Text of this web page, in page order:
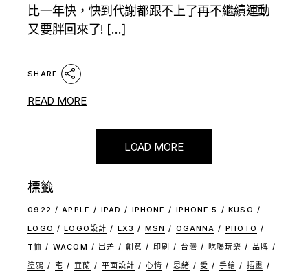
比一年快，快到代謝都跟不上了再不繼續運動
又要胖回來了! […]
SHARE
READ MORE
LOAD MORE
標籤
0922 APPLE IPAD IPHONE IPHONE 5
KUSO
LOGO
LOGO設計 LX3 MSN OGANNA
PHOTO
T恤
WACOM 出差 創意 印刷 台灣 吃喝玩樂
品牌
塗鴉
宅 宜蘭 平面設計 心情 思緒 愛 手繪
插畫